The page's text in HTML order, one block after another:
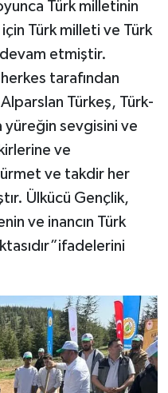
Türk milletinin
Türk milleti ve Türk
etmiştir.
tarafından
Türkeş, Türk-
yüreğin sevgisini ve
ve
ve takdir her
Ülkücü Gençlik,
ve inancın Türk